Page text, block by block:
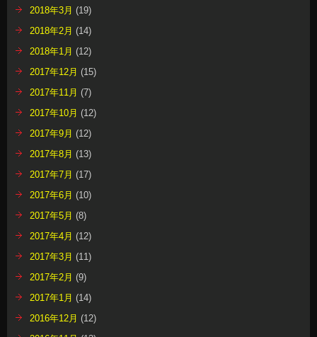
2018年3月 (19)
2018年2月 (14)
2018年1月 (12)
2017年12月 (15)
2017年11月 (7)
2017年10月 (12)
2017年9月 (12)
2017年8月 (13)
2017年7月 (17)
2017年6月 (10)
2017年5月 (8)
2017年4月 (12)
2017年3月 (11)
2017年2月 (9)
2017年1月 (14)
2016年12月 (12)